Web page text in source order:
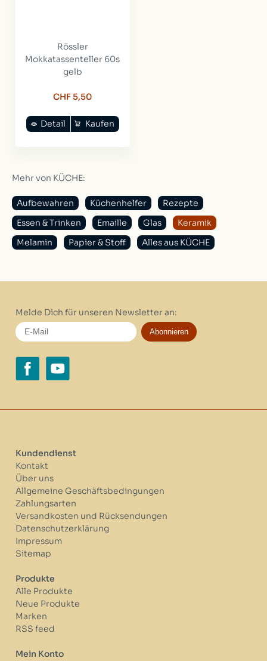
Rössler
Mokkatassenteller 60s
gelb
CHF 5,50
Kaufen
Detail
Mehr von KÜCHE:
Aufbewahren Küchenhelfer
Rezepte
Essen & Trinken
Emaille Glas
Keramik
Melamin
Papier & Stoff Alles aus KÜCHE
Melde Dich für unseren Newsletter an:
Abonnieren
Kundendienst
Kontakt
Über uns
Allgemeine Geschäftsbedingungen
Zahlungsarten
Versandkosten und Rücksendungen
Datenschutzerklärung
Impressum
Sitemap
Produkte
Alle Produkte
Neue Produkte
Marken
RSS feed
Mein Konto